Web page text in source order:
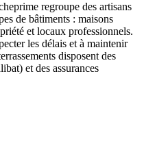
regroupe des artisans
de bâtiments : maisons
et locaux professionnels.
les délais et à maintenir
disposent des
et des assurances